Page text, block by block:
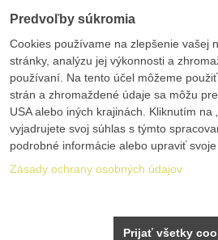
Predvoľby súkromia
Cookies používame na zlepšenie vašej
stránky, analýzu jej výkonnosti a
používaní. Na tento účel môžeme
strán a zhromaždené údaje sa môžu
USA alebo iných krajinách. Kliknutím na
vyjadrujete svoj súhlas s týmto
podrobné informácie alebo upraviť svoje
Zásady ochrany osobných údajov
Prijať všetky